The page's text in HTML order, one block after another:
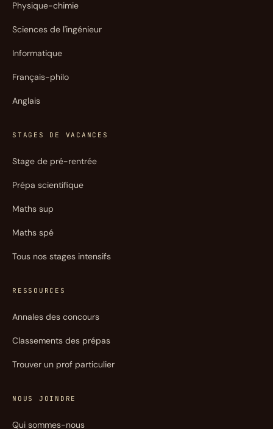
Physique-chimie
Sciences de l'ingénieur
Informatique
Français-philo
Anglais
STAGES DE VACANCES
Stage de pré-rentrée
Prépa scientifique
Maths sup
Maths spé
Tous nos stages intensifs
RESSOURCES
Annales des concours
Classements des prépas
Trouver un prof particulier
NOUS JOINDRE
Qui sommes-nous